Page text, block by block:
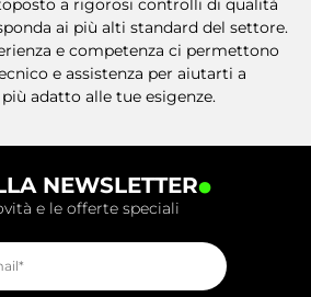
a rigorosi controlli di qualità
ai più alti standard del settore.
e competenza ci permettono
e assistenza per aiutarti a
adatto alle tue esigenze.
NEWSLETTER.
e le offerte speciali